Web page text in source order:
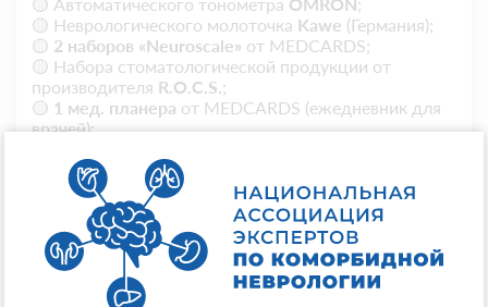
🟡 Автоматического тонометра OMRON ;
🟡 Неврологического молоточка Kawe (Германия);
🟡 2 наборов «Neuroscale» от MEDCARDS;
🟡 Набора стоматологической продукции от
производителя R.O.C.S.;
🟡 1 мед. планера от MEDCARDS (ежедневник для
врачей);
компании
DAIGO(5 мл);